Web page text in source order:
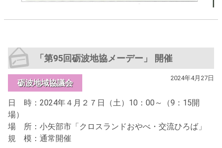
「第95回砺波地協メーデー」 開催
砺波地域協議会
2024年4月27日
日 時：2024年４月２７日（土）10：00～（9：15開
場）
場 所：小矢部市「クロスランドおやべ・交流ひろば」
規 模：通常開催